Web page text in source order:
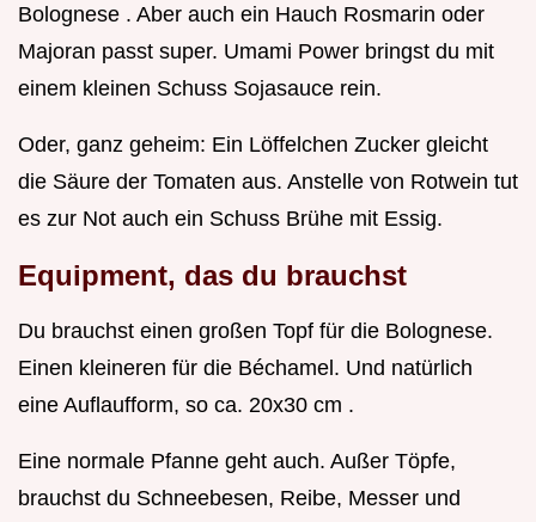
Bolognese . Aber auch ein Hauch Rosmarin oder
Majoran passt super. Umami Power bringst du mit
einem kleinen Schuss Sojasauce rein.
Oder, ganz geheim: Ein Löffelchen Zucker gleicht
die Säure der Tomaten aus. Anstelle von Rotwein tut
es zur Not auch ein Schuss Brühe mit Essig.
Equipment, das du brauchst
Du brauchst einen großen Topf für die Bolognese.
Einen kleineren für die Béchamel. Und natürlich
eine Auflaufform, so ca. 20x30 cm .
Eine normale Pfanne geht auch. Außer Töpfe,
brauchst du Schneebesen, Reibe, Messer und